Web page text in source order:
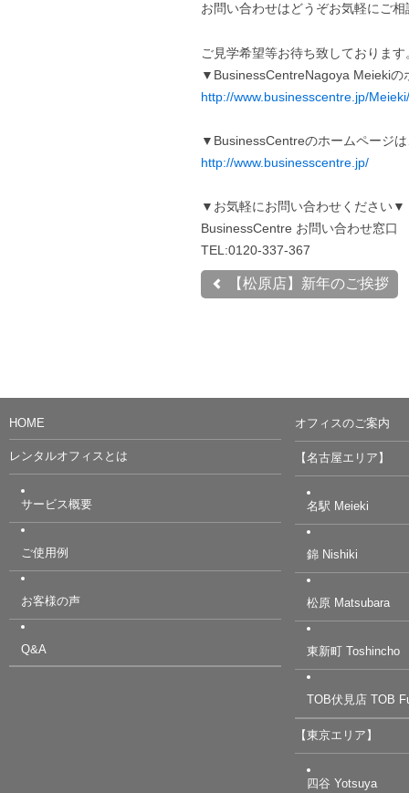
お問い合わせはどうぞお気軽にご
ご見学希望等お待ち致しております
▼BusinessCentreNagoya Meieki
http://www.businesscentre.jp/Meieki/
▼BusinessCentreのホームページ
http://www.businesscentre.jp/
▼お気軽にお問い合わせください▼
BusinessCentre お問い合わせ窓口
TEL:0120-337-367
【松原店】新年のご挨拶
HOME
レンタルオフィスとは
サービス概要
ご使用例
お客様の声
Q&A
オフィスのご案内
【名古屋エリア】
名駅 Meieki
錦 Nishiki
松原 Matsubara
東新町 Toshincho
TOB伏見店 TOB
【東京エリア】
四谷 Yotsuya